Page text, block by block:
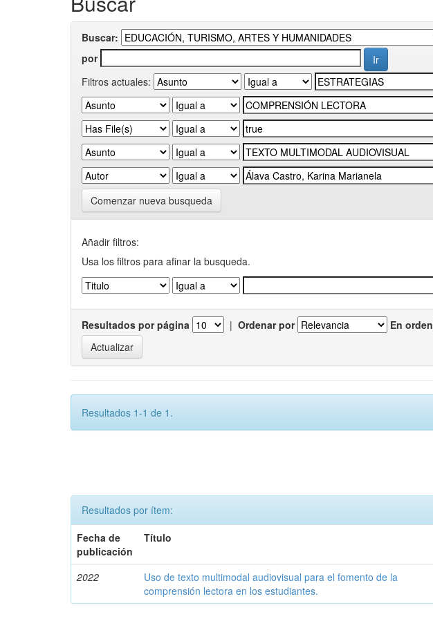
Buscar:
por
Filtros actuales:
Comenzar nueva busqueda
Añadir filtros:
Usa los filtros para afinar la busqueda.
Resultados por página | Ordenar por En orden
Resultados 1-1 de 1.
Resultados por ítem:
Fecha de
publicación
Título
2022
Uso de texto multimodal audiovisual para el fomento de la
comprensión lectora en los estudiantes.